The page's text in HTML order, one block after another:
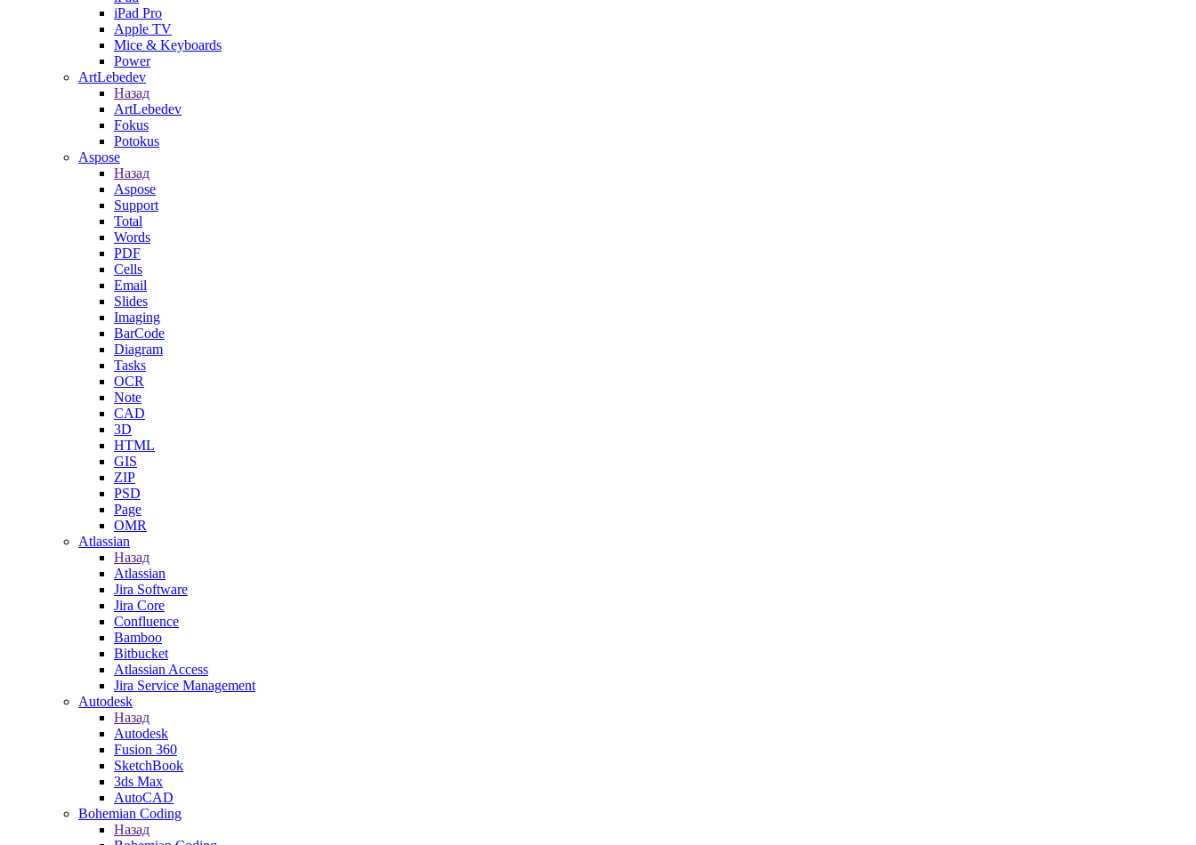
iPad Pro
Apple TV
Mice & Keyboards
Power
ArtLebedev
Назад
ArtLebedev
Fokus
Potokus
Aspose
Назад
Aspose
Support
Total
Words
PDF
Cells
Email
Slides
Imaging
BarCode
Diagram
Tasks
OCR
Note
CAD
3D
HTML
GIS
ZIP
PSD
Page
OMR
Atlassian
Назад
Atlassian
Jira Software
Jira Core
Confluence
Bamboo
Bitbucket
Atlassian Access
Jira Service Management
Autodesk
Назад
Autodesk
Fusion 360
SketchBook
3ds Max
AutoCAD
Bohemian Coding
Назад